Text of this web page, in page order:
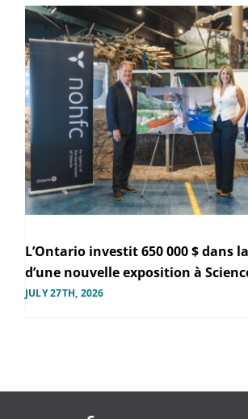
L’Ontario investit 650 000 $ dans
d’une nouvelle exposition à
JULY 27TH, 2026